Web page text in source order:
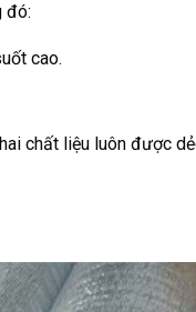
đó:
cao.
chất liệu luôn được